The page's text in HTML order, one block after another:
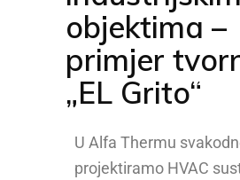
objektima –
primjer
„EL Grito“
U Alfa Thermu
projektiramo HVAC